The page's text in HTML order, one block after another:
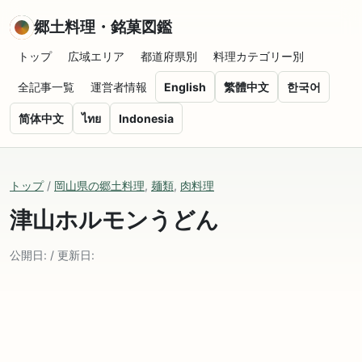
郷土料理・銘菓図鑑
トップ 広域エリア 都道府県別 料理カテゴリー別
全記事一覧 運営者情報 English 繁體中文 한국어
简体中文 ไทย Indonesia
トップ/ 岡山県の郷土料理, 麺類, 肉料理
津山ホルモンうどん
公開日: / 更新日: